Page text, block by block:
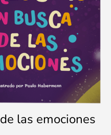
las emociones